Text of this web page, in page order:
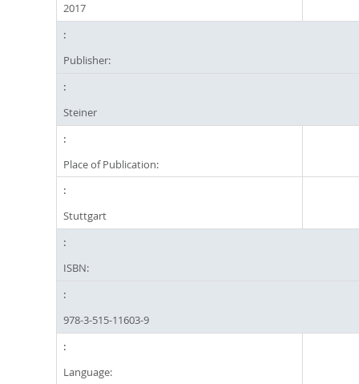
2017
Publisher:
Steiner
Place of Publication:
Stuttgart
ISBN:
978-3-515-11603-9
Language: